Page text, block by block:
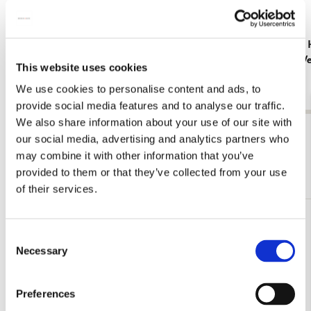
This website uses cookies
We use cookies to personalise content and ads, to
provide social media features and to analyse our traffic.
We also share information about your use of our site with
our social media, advertising and analytics partners who
may combine it with other information that you’ve
provided to them or that they’ve collected from your use
of their services.
Selection
Necessary
Preferences
Mauritshuis
€ 3,50
Schrift
Johannes
Bekijk alles van Johannes Vermeer
Meer van Mauritshuis
verlanglijst